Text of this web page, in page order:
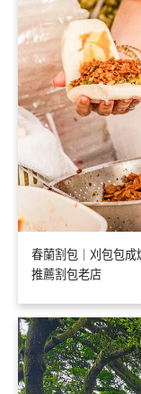
春蘭割包｜刈包包成
推薦割包老店